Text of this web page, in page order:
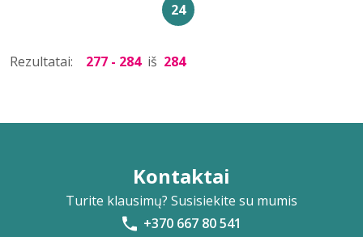
24
Rezultatai: 277 - 284 iš 284
Kontaktai
Turite klausimų? Susisiekite su mumis
+370 667 80 541